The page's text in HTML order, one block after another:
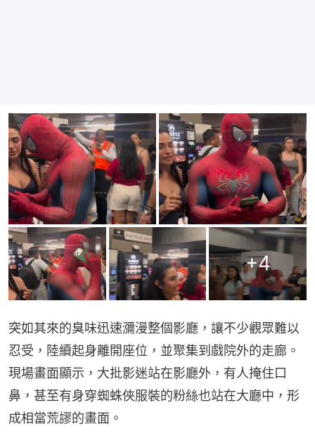
+4
突如其來的臭味迅速瀰漫整個影廳，讓不少觀眾難以
忍受，陸續起身離開座位，並聚集到戲院外的走廊。
現場畫面顯示，大批影迷站在影廳外，有人掩住口
鼻，甚至有身穿蜘蛛俠服裝的粉絲也站在大廳中，形
成相當荒謬的畫面。